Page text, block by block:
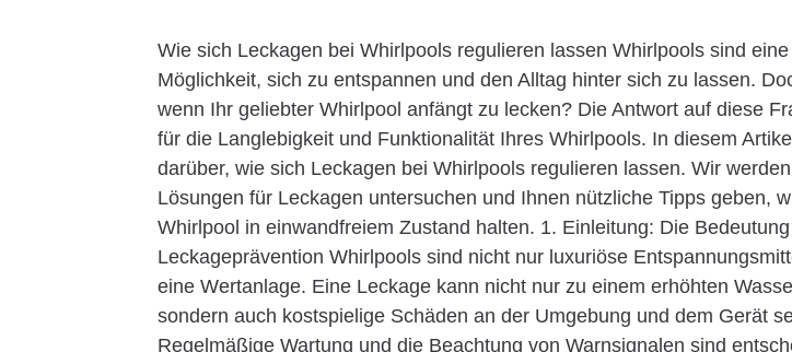
Wie sich Leckagen bei Whirlpools regulieren lassen Whirlpools sind
Möglichkeit, sich zu entspannen und den Alltag hinter sich zu lassen.
wenn Ihr geliebter Whirlpool anfängt zu lecken? Die Antwort auf diese
für die Langlebigkeit und Funktionalität Ihres Whirlpools. In diesem
darüber, wie sich Leckagen bei Whirlpools regulieren lassen. Wir
Lösungen für Leckagen untersuchen und Ihnen nützliche Tipps geben,
Whirlpool in einwandfreiem Zustand halten. 1. Einleitung: Die
Leckageprävention Whirlpools sind nicht nur luxuriöse
eine Wertanlage. Eine Leckage kann nicht nur zu einem erhöhten
sondern auch kostspielige Schäden an der Umgebung und dem Gerät
Regelmäßige Wartung und die Beachtung von Warnsignalen sind